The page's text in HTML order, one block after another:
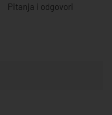
Pitanja i odgovori